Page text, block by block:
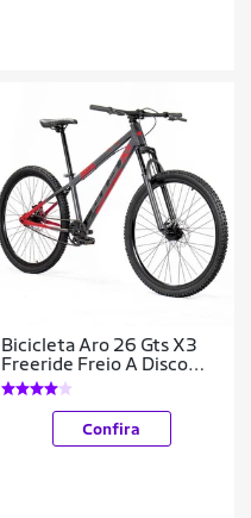
Bicicleta Aro 26 Gts X3
Freeride Freio A Disco
Coroa Unica
Confira